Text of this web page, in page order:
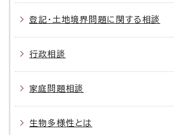
登記・土地境界問題に関する相談
行政相談
家庭問題相談
生物多様性とは